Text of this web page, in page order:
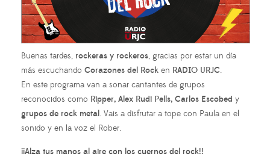
Buenas tardes, rockeras y rockeros, gracias por estar un día
más escuchando Corazones del Rock en RADIO URJC.
En este programa van a sonar cantantes de grupos
reconocidos como Ripper, Alex Rudi Pells, Carlos Escobed y
grupos de rock metal. Vais a disfrutar a tope con Paula en el
sonido y en la voz el Rober.
¡¡Alza tus manos al aire con los cuernos del rock!!